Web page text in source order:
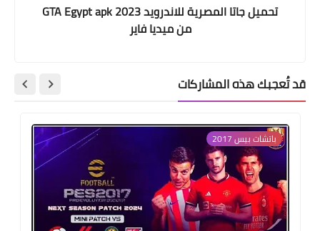
تحميل جاتا المصرية للاندرويد GTA Egypt apk 2023
من ميديا فاير
قد تُعجبك هذه المشاركات
باتشات بيس 2017